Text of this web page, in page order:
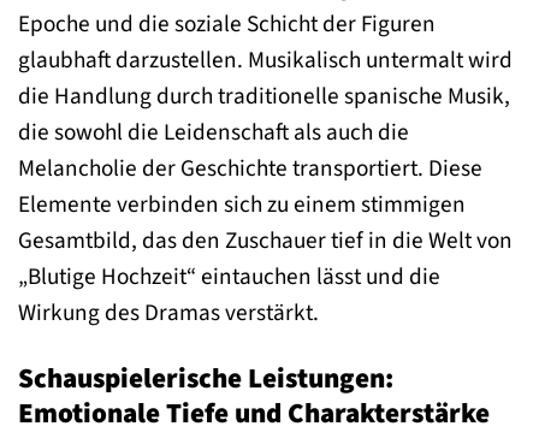
Epoche und die soziale Schicht der Figuren
glaubhaft darzustellen. Musikalisch untermalt wird
die Handlung durch traditionelle spanische Musik,
die sowohl die Leidenschaft als auch die
Melancholie der Geschichte transportiert. Diese
Elemente verbinden sich zu einem stimmigen
Gesamtbild, das den Zuschauer tief in die Welt von
„Blutige Hochzeit“ eintauchen lässt und die
Wirkung des Dramas verstärkt.
Schauspielerische Leistungen:
Emotionale Tiefe und Charakterstärke